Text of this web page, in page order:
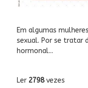
Em algumas
sexual. Por se tratar
hormonal...
Ler 2798vezes